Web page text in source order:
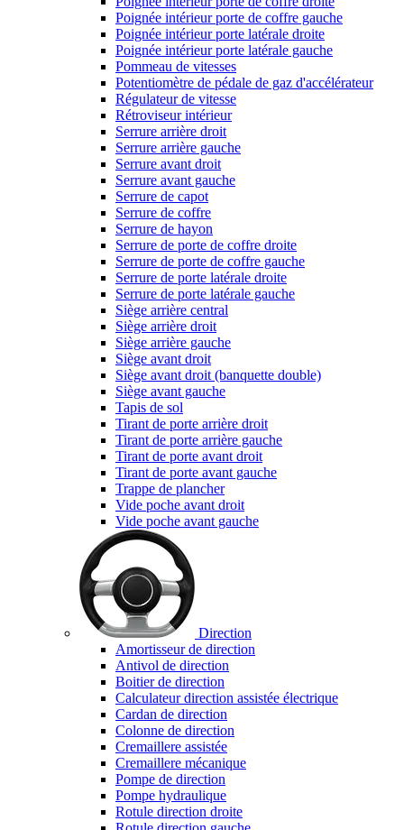
Poignée intérieur porte de coffre gauche
Poignée intérieur porte latérale droite
Poignée intérieur porte latérale gauche
Pommeau de vitesses
Potentiomètre de pédale de gaz d'accélérateur
Régulateur de vitesse
Rétroviseur intérieur
Serrure arrière droit
Serrure arrière gauche
Serrure avant droit
Serrure avant gauche
Serrure de capot
Serrure de coffre
Serrure de hayon
Serrure de porte de coffre droite
Serrure de porte de coffre gauche
Serrure de porte latérale droite
Serrure de porte latérale gauche
Siège arrière central
Siège arrière droit
Siège arrière gauche
Siège avant droit
Siège avant droit (banquette double)
Siège avant gauche
Tapis de sol
Tirant de porte arrière droit
Tirant de porte arrière gauche
Tirant de porte avant droit
Tirant de porte avant gauche
Trappe de plancher
Vide poche avant droit
Vide poche avant gauche
Direction
Amortisseur de direction
Antivol de direction
Boitier de direction
Calculateur direction assistée électrique
Cardan de direction
Colonne de direction
Cremaillere assistée
Cremaillere mécanique
Pompe de direction
Pompe hydraulique
Rotule direction droite